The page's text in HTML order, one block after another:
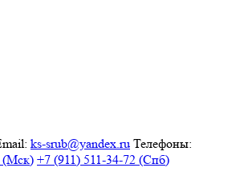
ks-srub@yandex.ru Телефоны:
(Мск) +7 (911) 511-34-72 (Спб)